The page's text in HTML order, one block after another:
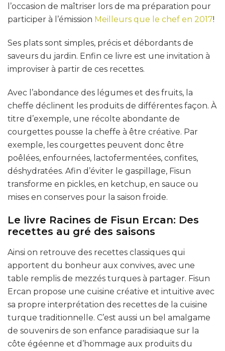
l’occasion de maîtriser lors de ma préparation pour
participer à l’émission Meilleurs que le chef en 2017!
Ses plats sont simples, précis et débordants de
saveurs du jardin. Enfin ce livre est une invitation à
improviser à partir de ces recettes.
Avec l’abondance des légumes et des fruits, la
cheffe déclinent les produits de différentes façon. À
titre d’exemple, une récolte abondante de
courgettes pousse la cheffe à être créative. Par
exemple, les courgettes peuvent donc être
poêlées, enfournées, lactofermentées, confites,
déshydratées. Afin d’éviter le gaspillage, Fisun
transforme en pickles, en ketchup, en sauce ou
mises en conserves pour la saison froide.
Le livre Racines de Fisun Ercan: Des
recettes au gré des saisons
Ainsi on retrouve des recettes classiques qui
apportent du bonheur aux convives, avec une
table remplis de mezzés turques à partager. Fisun
Ercan propose une cuisine créative et intuitive avec
sa propre interprétation des recettes de la cuisine
turque traditionnelle. C’est aussi un bel amalgame
de souvenirs de son enfance paradisiaque sur la
côte égéenne et d’hommage aux produits du